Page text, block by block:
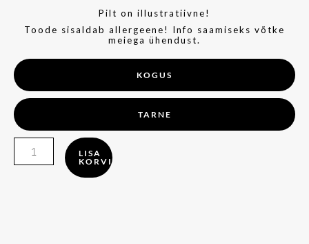
KOGUS
TARNE
Pilt on illustratiivne!
Toode sisaldab allergeene! Info saamiseks võtke
meiega ühendust.
Soolane
minipannkoogi
LISA
KORVI